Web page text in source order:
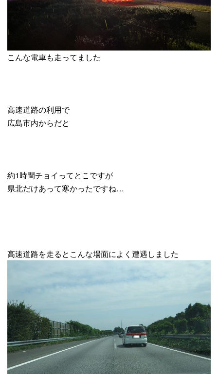
こんな電車も走ってました
高速道路の利用で
広島市内からだと
約1時間チョイってとこですが
県北だけあって寒かったですね…
高速道路を走るとこんな場面によく遭遇しました